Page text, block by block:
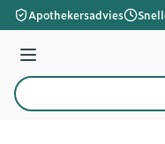
Ga naar de inhoud
Apothekersadvies
Menu
Product, merk,